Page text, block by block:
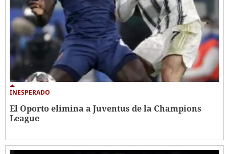
INESPERADO
El Oporto elimina a Juventus de la Champions
League